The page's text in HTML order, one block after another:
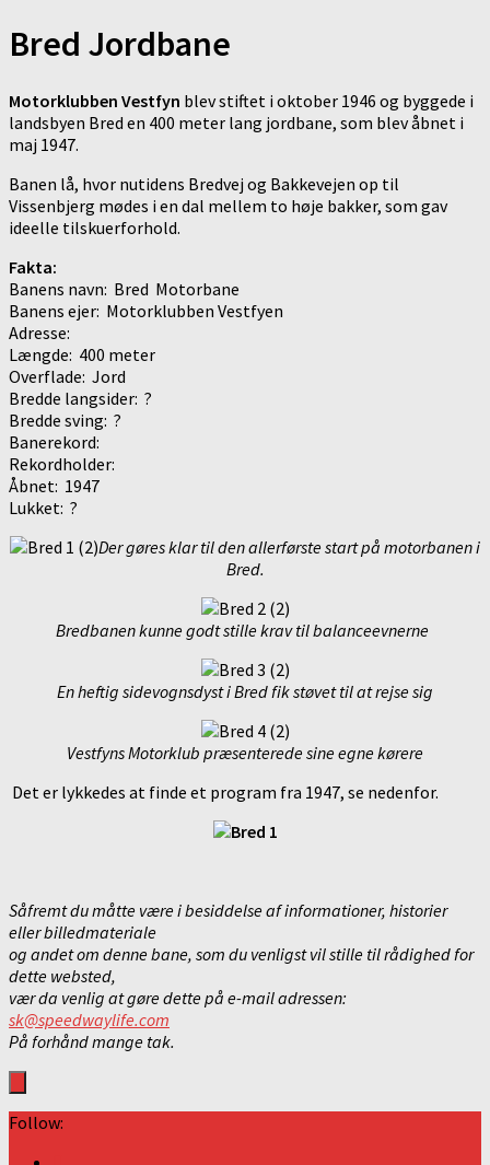
Bred Jordbane
Motorklubben Vestfyn blev stiftet i oktober 1946 og byggede i
landsbyen Bred en 400 meter lang jordbane, som blev åbnet i
maj 1947.
Banen lå, hvor nutidens Bredvej og Bakkevejen op til
Vissenbjerg mødes i en dal mellem to høje bakker, som gav
ideelle tilskuerforhold.
Fakta:
Banens navn: Bred Motorbane
Banens ejer: Motorklubben Vestfyen
Adresse:
Længde: 400 meter
Overflade: Jord
Bredde langsider: ?
Bredde sving: ?
Banerekord:
Rekordholder:
Åbnet: 1947
Lukket: ?
Der gøres klar til den allerførste start på motorbanen i
Bred.
Bredbanen kunne godt stille krav til balanceevnerne
En heftig sidevognsdyst i Bred fik støvet til at rejse sig
Vestfyns Motorklub præsenterede sine egne kørere
Det er lykkedes at finde et program fra 1947, se nedenfor.
Såfremt du måtte være i besiddelse af informationer, historier
eller billedmateriale
og andet om denne bane, som du venligst vil stille til rådighed for
dette websted,
vær da venlig at gøre dette på e-mail adressen:
sk@speedwaylife.com
På forhånd mange tak.
Follow: